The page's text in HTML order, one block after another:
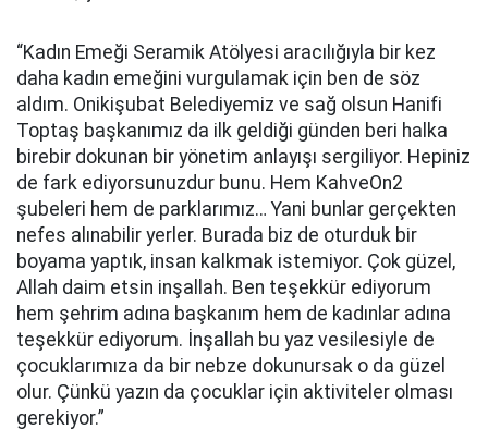
“Kadın Emeği Seramik Atölyesi aracılığıyla bir kez
daha kadın emeğini vurgulamak için ben de söz
aldım. Onikişubat Belediyemiz ve sağ olsun Hanifi
Toptaş başkanımız da ilk geldiği günden beri halka
birebir dokunan bir yönetim anlayışı sergiliyor. Hepiniz
de fark ediyorsunuzdur bunu. Hem KahveOn2
şubeleri hem de parklarımız… Yani bunlar gerçekten
nefes alınabilir yerler. Burada biz de oturduk bir
boyama yaptık, insan kalkmak istemiyor. Çok güzel,
Allah daim etsin inşallah. Ben teşekkür ediyorum
hem şehrim adına başkanım hem de kadınlar adına
teşekkür ediyorum. İnşallah bu yaz vesilesiyle de
çocuklarımıza da bir nebze dokunursak o da güzel
olur. Çünkü yazın da çocuklar için aktiviteler olması
gerekiyor.”